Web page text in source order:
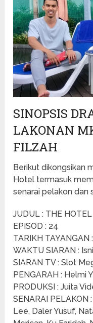
SINOPSIS
LAKONAN
FILZAH
Berikut dikongsikan
Hotel termasuk
senarai pelakon dan
JUDUL : THE HOTEL
EPISOD : 24
TARIKH
WAKTU SIARAN :
SIARAN TV : Slot
PENGARAH : Helmi
PRODUKSI : Juita
SENARAI PELAKON
Lee, Daler Yusuf,